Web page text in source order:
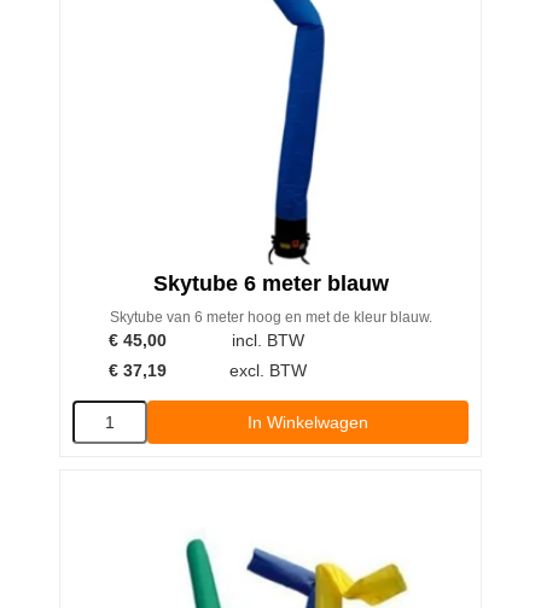
Skytube 6 meter blauw
Skytube van 6 meter hoog en met de kleur blauw.
€ 45,00
incl. BTW
€ 37,19 excl. BTW
In Winkelwagen